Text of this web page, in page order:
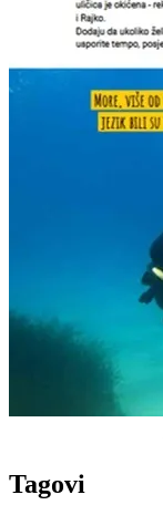
Tagovi